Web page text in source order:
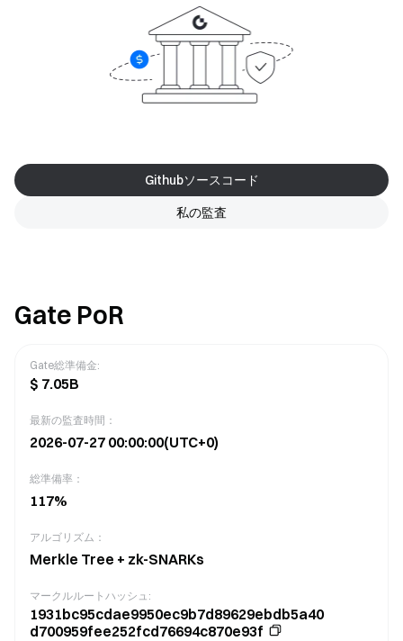
Githubソースコード
私の監査
Gate PoR
Gate総準備金:
$ 7.05B
最新の監査時間：
2026-07-27 00:00:00(UTC+0)
総準備率：
117%
アルゴリズム：
Merkle Tree + zk-SNARKs
マークルルートハッシュ :
1931bc95cdae9950ec9b7d89629ebdb5a40
d700959fee252fcd76694c870e93f